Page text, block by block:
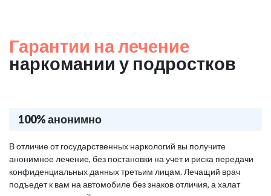
Гарантии на лечение
наркомании у подростков
100% анонимно
В отличие от государственных наркологий вы получите
анонимное лечение, без постановки на учет и риска передачи
конфиденциальных данных третьим лицам. Лечащий врач
подъедет к вам на автомобиле без знаков отличия, а халат